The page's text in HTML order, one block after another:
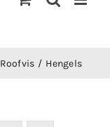
Roofvis Hengels